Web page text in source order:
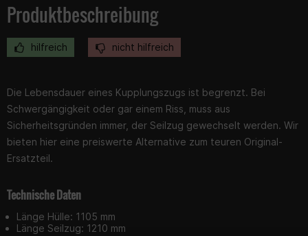
Produktbeschreibung
hilfreich nicht hilfreich
Die Lebensdauer eines Kupplungszugs ist begrenzt. Bei
Schwergängigkeit oder gar einem Riss, muss aus
Sicherheitsgründen immer, der Seilzug gewechselt werden. Wir
bieten hier eine preiswerte Alternative zum teuren Original-
Ersatzteil.
Technische Daten
Länge Hülle: 1105 mm
Länge Seilzug: 1210 mm